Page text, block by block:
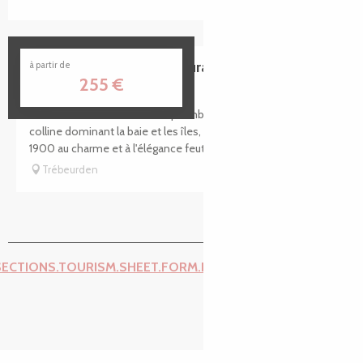
à partir de
255€
Ti al Lannec Hôtel Restaurant & Spa
La Maison de la Lande en surplomb de la mer... Sur une
colline dominant la baie et les îles, belle demeure début
1900 au charme et à l'élégance feutrée des manoirs anglais....
Trébeurden